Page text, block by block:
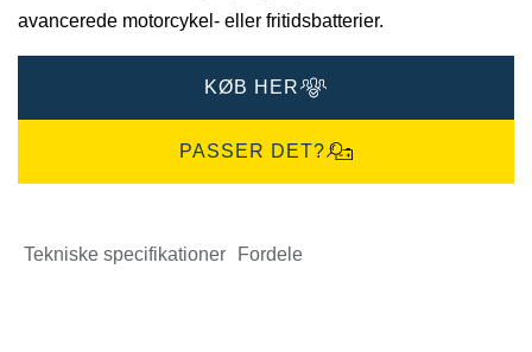
avancerede motorcykel- eller fritidsbatterier.
KØB HER
PASSER DET?
Tekniske specifikationer Fordele